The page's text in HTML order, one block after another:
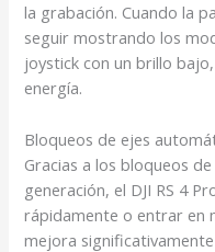
la grabación. Cuando la
seguir mostrando los
joystick con un brillo
energía.
Bloqueos de ejes
Gracias a los bloqueos
generación, el DJI RS 4
rápidamente o entrar en
mejora